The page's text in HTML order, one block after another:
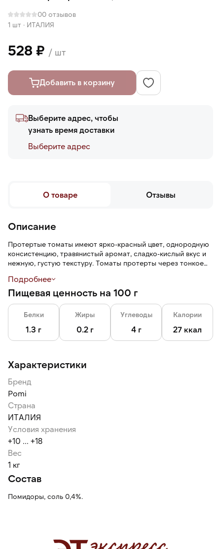
00 отзывов
1 шт · ИТАЛИЯ
528 ₽ / шт
Добавить в корзину
Выберите адрес, чтобы
узнать время доставки
Выберите адреc
О товаре Отзывы
Описание
Протертые томаты имеют ярко-красный цвет, однородную
консистенцию, травянистый аромат, сладко-кислый вкус и
нежную, густую текстуру. Томаты протерты через тонкое
Подробнее
Пищевая ценность на 100 г
Белки
1.3 г
Жиры
0.2 г
Углеводы
4 г
Калории
27 ккал
Характеристики
Бренд
Pomi
Страна
ИТАЛИЯ
Условия хранения
+10 ... +18
Вес
1 кг
Состав
Помидоры, соль 0,4%.